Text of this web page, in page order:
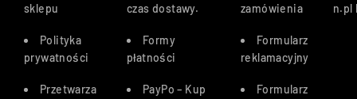
sklepu
Polityka
prywatności
Przetwarza
czas dostawy.
Formy
płatności
PayPo – Kup
zamówienia
Formularz
reklamacyjny
Formularz
n.pl